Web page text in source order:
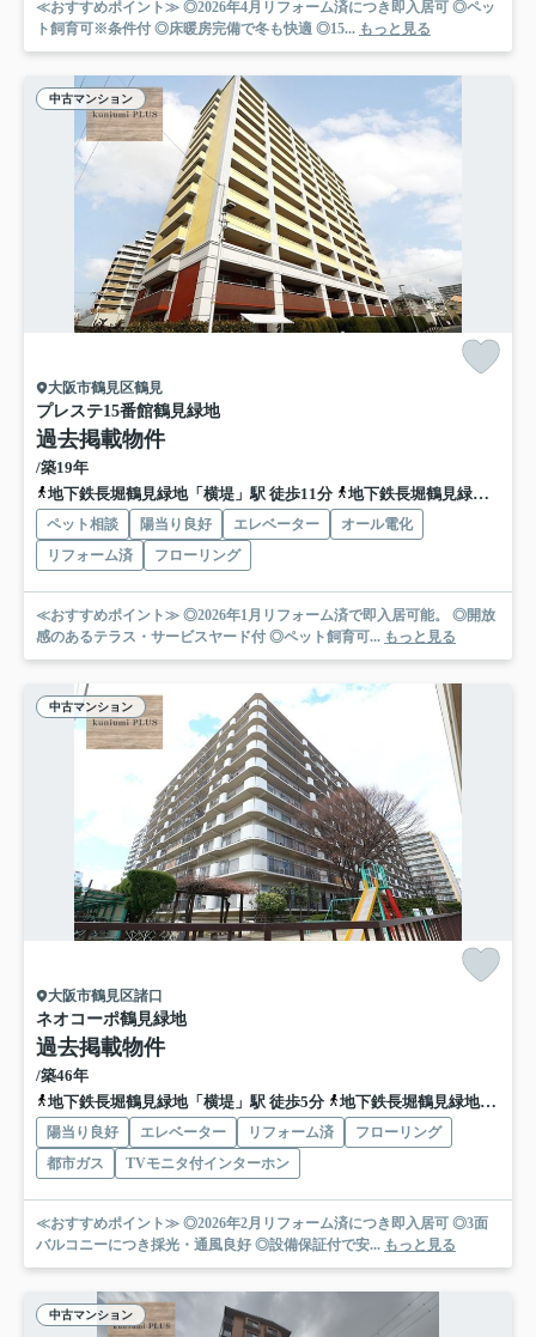
≪おすすめポイント≫ ◎2026年4月リフォーム済につき即入居可 ◎ペッ
ト飼育可※条件付 ◎床暖房完備で冬も快適 ◎15... もっと見る
中古マンション
大阪市鶴見区鶴見
プレステ15番館鶴見緑地
過去掲載物件
/築19年
地下鉄長堀鶴見緑地「横堤」駅 徒歩11分
地下鉄長堀鶴見緑地「今福鶴見」駅 徒歩15分
ペット相談 陽当り良好 エレベーター
オール電化
リフォーム済
フローリング
≪おすすめポイント≫ ◎2026年1月リフォーム済で即入居可能。 ◎開放
感のあるテラス・サービスヤード付 ◎ペット飼育可... もっと見る
中古マンション
大阪市鶴見区諸口
ネオコーポ鶴見緑地
過去掲載物件
/築46年
地下鉄長堀鶴見緑地「横堤」駅 徒歩5分
地下鉄長堀鶴見緑地「鶴見緑地」駅 徒歩14分
陽当り良好 エレベーター リフォーム済
フローリング
都市ガス
TVモニタ付インターホン
≪おすすめポイント≫ ◎2026年2月リフォーム済につき即入居可 ◎3面
バルコニーにつき採光・通風良好 ◎設備保証付で安... もっと見る
中古マンション